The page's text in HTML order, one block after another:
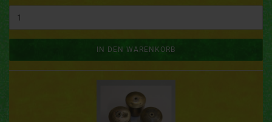
IN DEN WARENKORB